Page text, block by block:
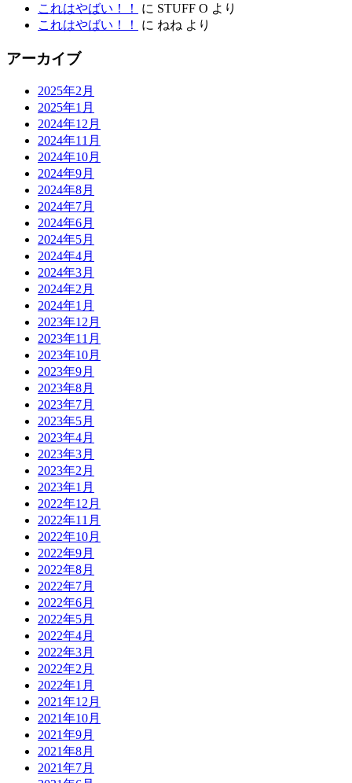
これはやばい！！
に STUFF O より
これはやばい！！
に ねね より
アーカイブ
2025年2月
2025年1月
2024年12月
2024年11月
2024年10月
2024年9月
2024年8月
2024年7月
2024年6月
2024年5月
2024年4月
2024年3月
2024年2月
2024年1月
2023年12月
2023年11月
2023年10月
2023年9月
2023年8月
2023年7月
2023年5月
2023年4月
2023年3月
2023年2月
2023年1月
2022年12月
2022年11月
2022年10月
2022年9月
2022年8月
2022年7月
2022年6月
2022年5月
2022年4月
2022年3月
2022年2月
2022年1月
2021年12月
2021年10月
2021年9月
2021年8月
2021年7月